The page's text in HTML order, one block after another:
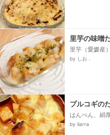
里芋の味噌
里芋（愛媛産
るチーズ（国
by しお．
プルコギの
はんぺん、絹
コギのたれ（
by liarra